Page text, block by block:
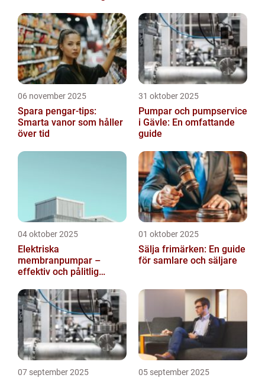
06 november 2025
Spara pengar-tips:
Smarta vanor som håller
över tid
31 oktober 2025
Pumpar och pumpservice
i Gävle: En omfattande
guide
04 oktober 2025
Elektriska
membranpumpar –
effektiv och pålitlig
01 oktober 2025
Sälja frimärken: En guide
för samlare och säljare
07 september 2025 05 september 2025